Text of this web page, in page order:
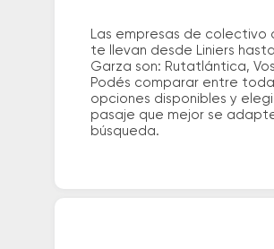
Las empresas de colectivo
te llevan desde Liniers hasta
Garza son: Rutatlántica,
Podés comparar entre
opciones disponibles y
pasaje que mejor se
búsqueda.